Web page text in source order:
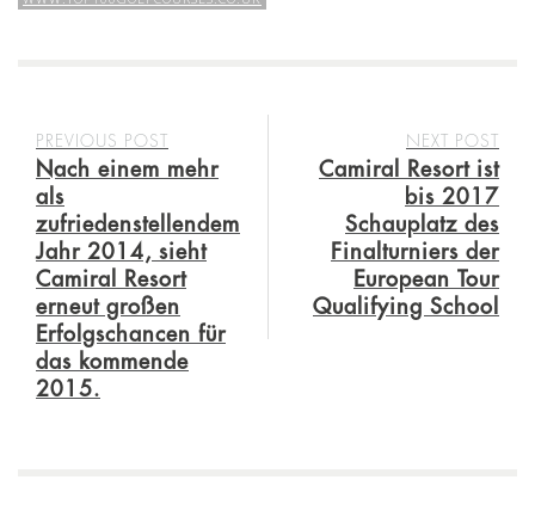
NEXT POST
Camiral Resort ist
bis 2017
Schauplatz des
Finalturniers der
European Tour
Qualifying School
PREVIOUS POST
Nach einem mehr
als
zufriedenstellendem
Jahr 2014, sieht
Camiral Resort
erneut großen
Erfolgschancen für
das kommende
2015.